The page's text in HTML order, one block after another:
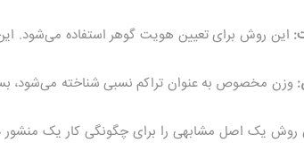
این روش برای تعیین هویت گوهر استفاده می‌شود. این
وزن مخصوص به عنوان تراکم نسبی شناخته می‌شود،
روش یک اصل مشابهی را برای چگونگی کار یک منشور